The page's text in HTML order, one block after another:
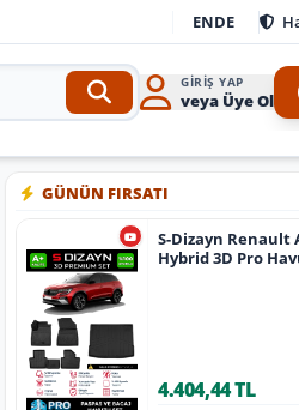
ENDE
GIRIŞ YAP
veya Üye Ol
GÜNÜN FIRSATI
S-Dizayn Renault
Hybrid 3D Pro
4.404,44 TL